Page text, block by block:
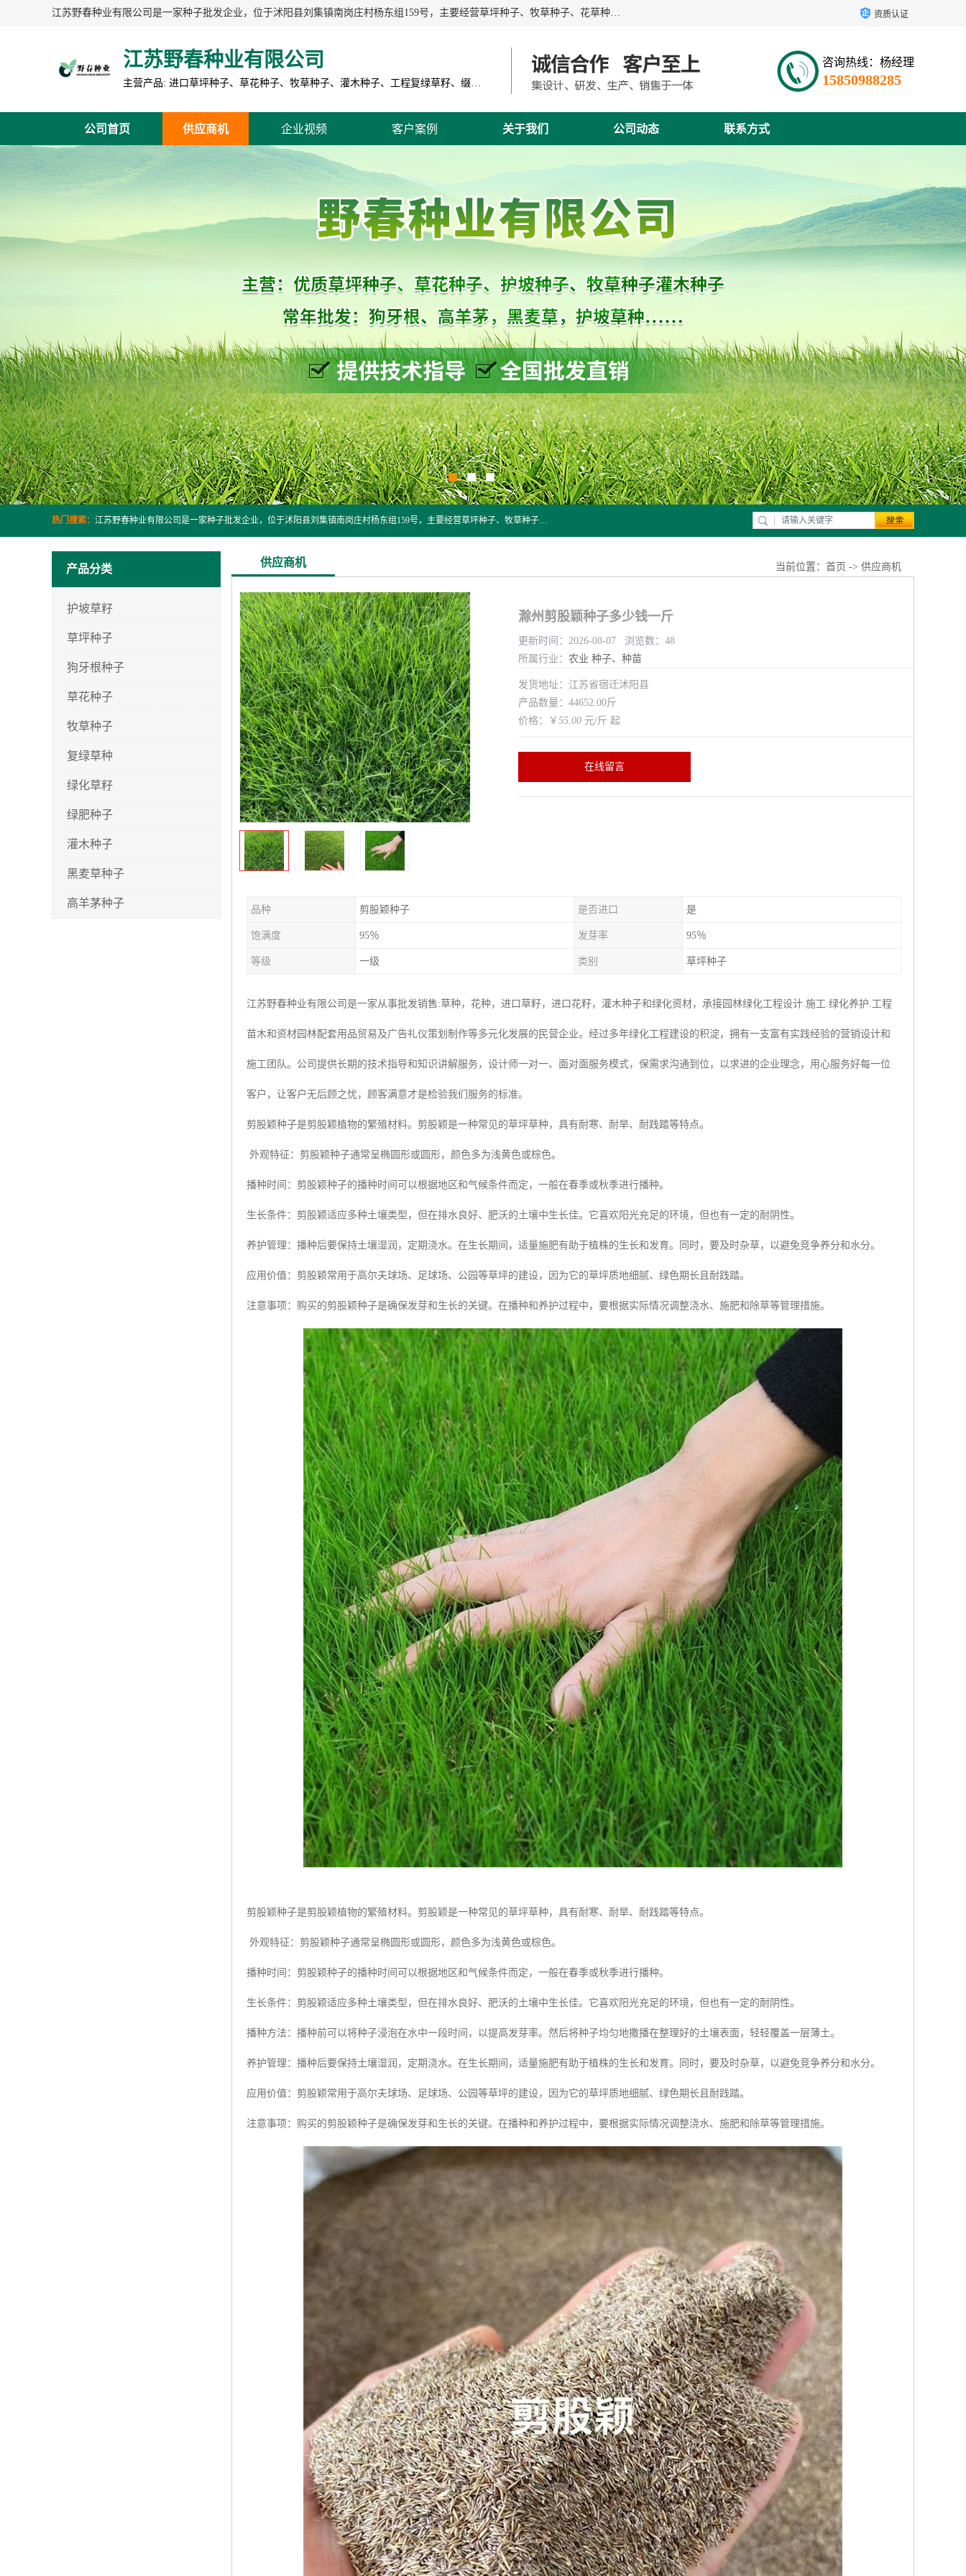
江苏野春种业有限公司是一家种子批发企业，位于沭阳县刘集镇南岗庄村杨东组159号，主要经营草坪种子、牧草种子、花草种子、复绿草种、绿化草籽、护坡草籽、绿肥种子、灌木种子、黑麦草种子、高羊茅种子、早熟禾种子、狗牙根种子、剪股颖种子等。 资质认证
江苏野春种业有限公司
主营产品: 进口草坪种子、草花种子、牧草种子、灌木种子、工程复绿草籽、缀花组合种子
咨询热线：杨经理
15850988285
公司首页 供应商机 企业视频 客户案例 关于我们 公司动态 联系方式
热门搜索： 江苏野春种业有限公司是一家种子批发企业，位于沭阳县刘集镇南岗庄村杨东组159号，主要经营草坪种子、牧草种子、花草种子、复绿草种、绿化草籽、护坡草籽、绿肥种子、灌木种子、黑麦草种子、高羊茅种子、早熟禾种子、狗牙根种子、剪股颖种子等。
产品分类
护坡草籽
草坪种子
狗牙根种子
草花种子
牧草种子
复绿草种
绿化草籽
绿肥种子
灌木种子
黑麦草种子
高羊茅种子
供应商机 当前位置： 首页 -> 供应商机
滁州剪股颖种子多少钱一斤
更新时间：2026-08-07 浏览数：48
所属行业： 农业 种子、种苗
发货地址：江苏省宿迁沭阳县
产品数量：44652.00斤
价格：￥ 55.00 元/斤 起
在线留言
品种 剪股颖种子 是否进口 是
饱满度 95％ 发芽率 95％
等级 一级 类别 草坪种子
江苏野春种业有限公司是一家从事批发销售:草种，花种，进口草籽，进口花籽，灌木种子和绿化资材，承接园林绿化工程设计.施工.绿化养护.工程
苗木和资材园林配套用品贸易及广告礼仪策划制作等多元化发展的民营企业。经过多年绿化工程建设的积淀，拥有一支富有实践经验的营销设计和
施工团队。公司提供长期的技术指导和知识讲解服务，设计师一对一、面对面服务模式，保需求沟通到位，以求进的企业理念，用心服务好每一位
客户，让客户无后顾之忧，顾客满意才是检验我们服务的标准。
剪股颖种子是剪股颖植物的繁殖材料。剪股颖是一种常见的草坪草种，具有耐寒、耐旱、耐践踏等特点。
外观特征：剪股颖种子通常呈椭圆形或圆形，颜色多为浅黄色或棕色。
播种时间：剪股颖种子的播种时间可以根据地区和气候条件而定，一般在春季或秋季进行播种。
生长条件：剪股颖适应多种土壤类型，但在排水良好、肥沃的土壤中生长佳。它喜欢阳光充足的环境，但也有一定的耐阴性。
养护管理：播种后要保持土壤湿润，定期浇水。在生长期间，适量施肥有助于植株的生长和发育。同时，要及时杂草，以避免竞争养分和水分。
应用价值：剪股颖常用于高尔夫球场、足球场、公园等草坪的建设，因为它的草坪质地细腻、绿色期长且耐践踏。
注意事项：购买的剪股颖种子是确保发芽和生长的关键。在播种和养护过程中，要根据实际情况调整浇水、施肥和除草等管理措施。
剪股颖种子是剪股颖植物的繁殖材料。剪股颖是一种常见的草坪草种，具有耐寒、耐旱、耐践踏等特点。
外观特征：剪股颖种子通常呈椭圆形或圆形，颜色多为浅黄色或棕色。
播种时间：剪股颖种子的播种时间可以根据地区和气候条件而定，一般在春季或秋季进行播种。
生长条件：剪股颖适应多种土壤类型，但在排水良好、肥沃的土壤中生长佳。它喜欢阳光充足的环境，但也有一定的耐阴性。
播种方法：播种前可以将种子浸泡在水中一段时间，以提高发芽率。然后将种子均匀地撒播在整理好的土壤表面，轻轻覆盖一层薄土。
养护管理：播种后要保持土壤湿润，定期浇水。在生长期间，适量施肥有助于植株的生长和发育。同时，要及时杂草，以避免竞争养分和水分。
应用价值：剪股颖常用于高尔夫球场、足球场、公园等草坪的建设，因为它的草坪质地细腻、绿色期长且耐践踏。
注意事项：购买的剪股颖种子是确保发芽和生长的关键。在播种和养护过程中，要根据实际情况调整浇水、施肥和除草等管理措施。